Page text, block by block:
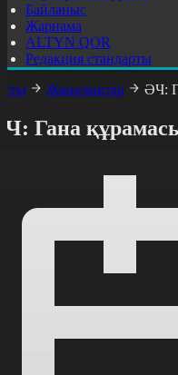
Байланыс
Жарнама
ALTYN QOR
Редакция стандарты
Жаңалықтар ӘЧ:
Гана